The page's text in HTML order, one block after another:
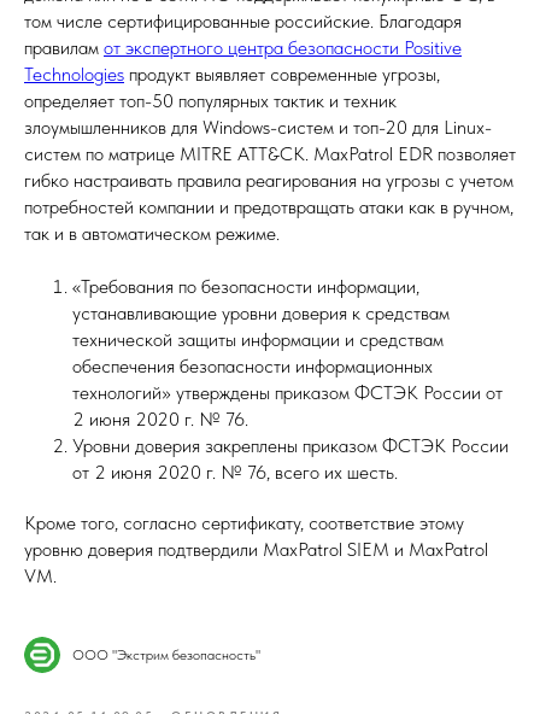
том числе сертифицированные российские. Благодаря
правилам от экспертного центра безопасности Positive
Technologies продукт выявляет современные угрозы,
определяет топ-50 популярных тактик и техник
злоумышленников для Windows-систем и топ-20 для Linux-
систем по матрице MITRE ATT&CK. MaxPatrol EDR позволяет
гибко настраивать правила реагирования на угрозы с учетом
потребностей компании и предотвращать атаки как в ручном,
так и в автоматическом режиме.
«Требования по безопасности информации,
устанавливающие уровни доверия к средствам
технической защиты информации и средствам
обеспечения безопасности информационных
технологий» утверждены приказом ФСТЭК России от
2 июня 2020 г. № 76.
Уровни доверия закреплены приказом ФСТЭК России
от 2 июня 2020 г. № 76, всего их шесть.
Кроме того, согласно сертификату, соответствие этому
уровню доверия подтвердили MaxPatrol SIEM и MaxPatrol
VM.
ООО "Экстрим безопасность"